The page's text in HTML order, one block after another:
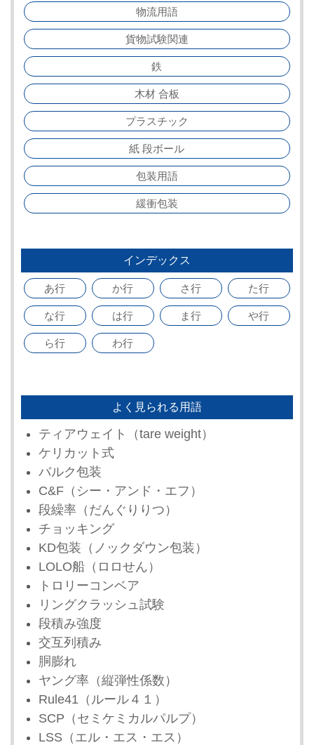
物流用語
貨物試験関連
鉄
木材 合板
プラスチック
紙 段ボール
包装用語
緩衝包装
インデックス
あ行 か行 さ行 た行
な行 は行 ま行 や行
ら行 わ行
よく見られる用語
ティアウェイト（tare weight）
ケリカット式
バルク包装
C&F（シー・アンド・エフ）
段繰率（だんぐりりつ）
チョッキング
KD包装（ノックダウン包装）
LOLO船（ロロせん）
トロリーコンベア
リングクラッシュ試験
段積み強度
交互列積み
胴膨れ
ヤング率（縦弾性係数）
Rule41（ルール４１）
SCP（セミケミカルパルプ）
LSS（エル・エス・エス）